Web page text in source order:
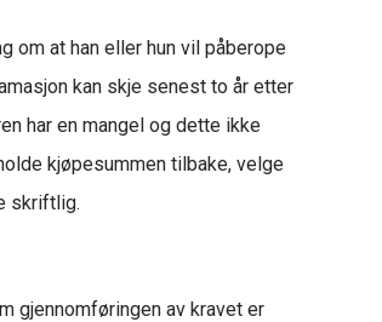
om at han eller hun vil påberope
kan skje senest to år etter
har en mangel og dette ikke
kjøpesummen tilbake, velge
skriftlig.
gjennomføringen av kravet er